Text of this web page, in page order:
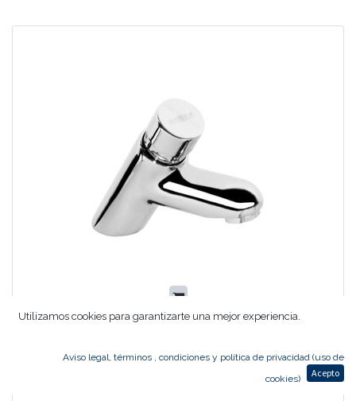
GRIFO TEMPORIZADO LAVABO NOFER 07400.N
Utilizamos cookies para garantizarte una mejor experiencia.
Aviso legal, términos , condiciones y política de privacidad (uso de
cookies)
Acepto